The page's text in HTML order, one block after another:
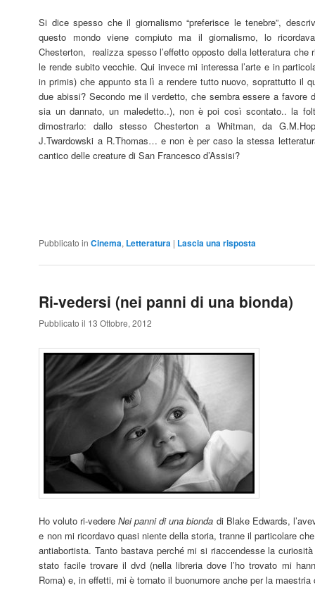
Si dice spesso che il giornalismo “preferisce le tenebre”,
questo mondo viene compiuto ma il giornalismo, lo
Chesterton, realizza spesso l’effetto opposto della letteratura che
le rende subito vecchie. Qui invece mi interessa l’arte e in
in primis) che appunto sta lì a rendere tutto nuovo, soprattutto il
due abissi? Secondo me il verdetto, che sembra essere a favore
sia un dannato, un maledetto..), non è poi così scontato.. la
dimostrarlo: dallo stesso Chesterton a Whitman, da
J.Twardowski a R.Thomas… e non è per caso la stessa
cantico delle creature di San Francesco d’Assisi?
Pubblicato in Cinema, Letteratura | Lascia una risposta
Ri-vedersi (nei panni di una bionda)
Pubblicato il 13 Ottobre, 2012
Ho voluto ri-vedereNei panni di una bionda di Blake Edwards,
e non mi ricordavo quasi niente della storia, tranne il particolare
antiabortista. Tanto bastava perché mi si riaccendesse la
stato facile trovare il dvd (nella libreria dove l’ho trovato mi
Roma) e, in effetti, mi è tornato il buonumore anche per la